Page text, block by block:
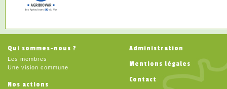
Qui sommes-nous ?
Les membres
Une vision commune
Nos actions
Administration
Mentions légales
Contact